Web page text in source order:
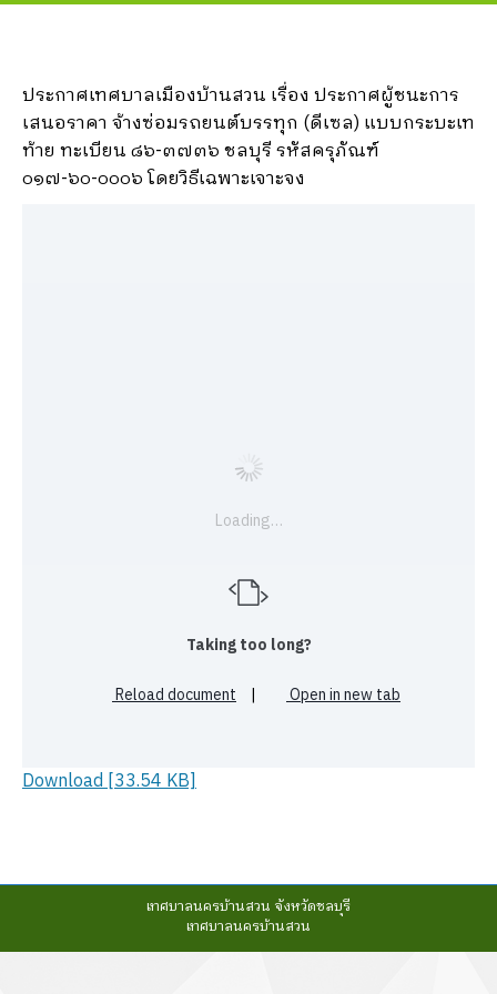
ประกาศเทศบาลเมืองบ้านสวน เรื่อง ประกาศผู้ชนะการ
เสนอราคา จ้างซ่อมรถยนต์บรรทุก (ดีเซล) แบบกระบะเท
ท้าย ทะเบียน ๘๖-๓๗๓๖ ชลบุรี รหัสครุภัณฑ์
๐๑๗-๖๐-๐๐๐๖ โดยวิธีเฉพาะเจาะจง
Loading…
Taking too long?
Reload document
| Open in new tab
Download [33.54 KB]
เทศบาลนครบ้านสวน จังหวัดชลบุรี
เทศบาลนครบ้านสวน